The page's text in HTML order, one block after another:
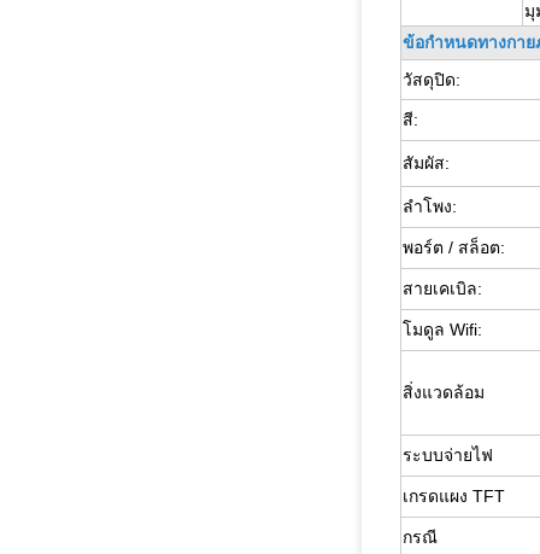
มุ
ข้อกำหนดทางกา
วัสดุปิด:
สี:
สัมผัส:
ลำโพง:
พอร์ต / สล็อต:
สายเคเบิล:
โมดูล Wifi:
สิ่งแวดล้อม
ระบบจ่ายไฟ
เกรดแผง TFT
กรณี